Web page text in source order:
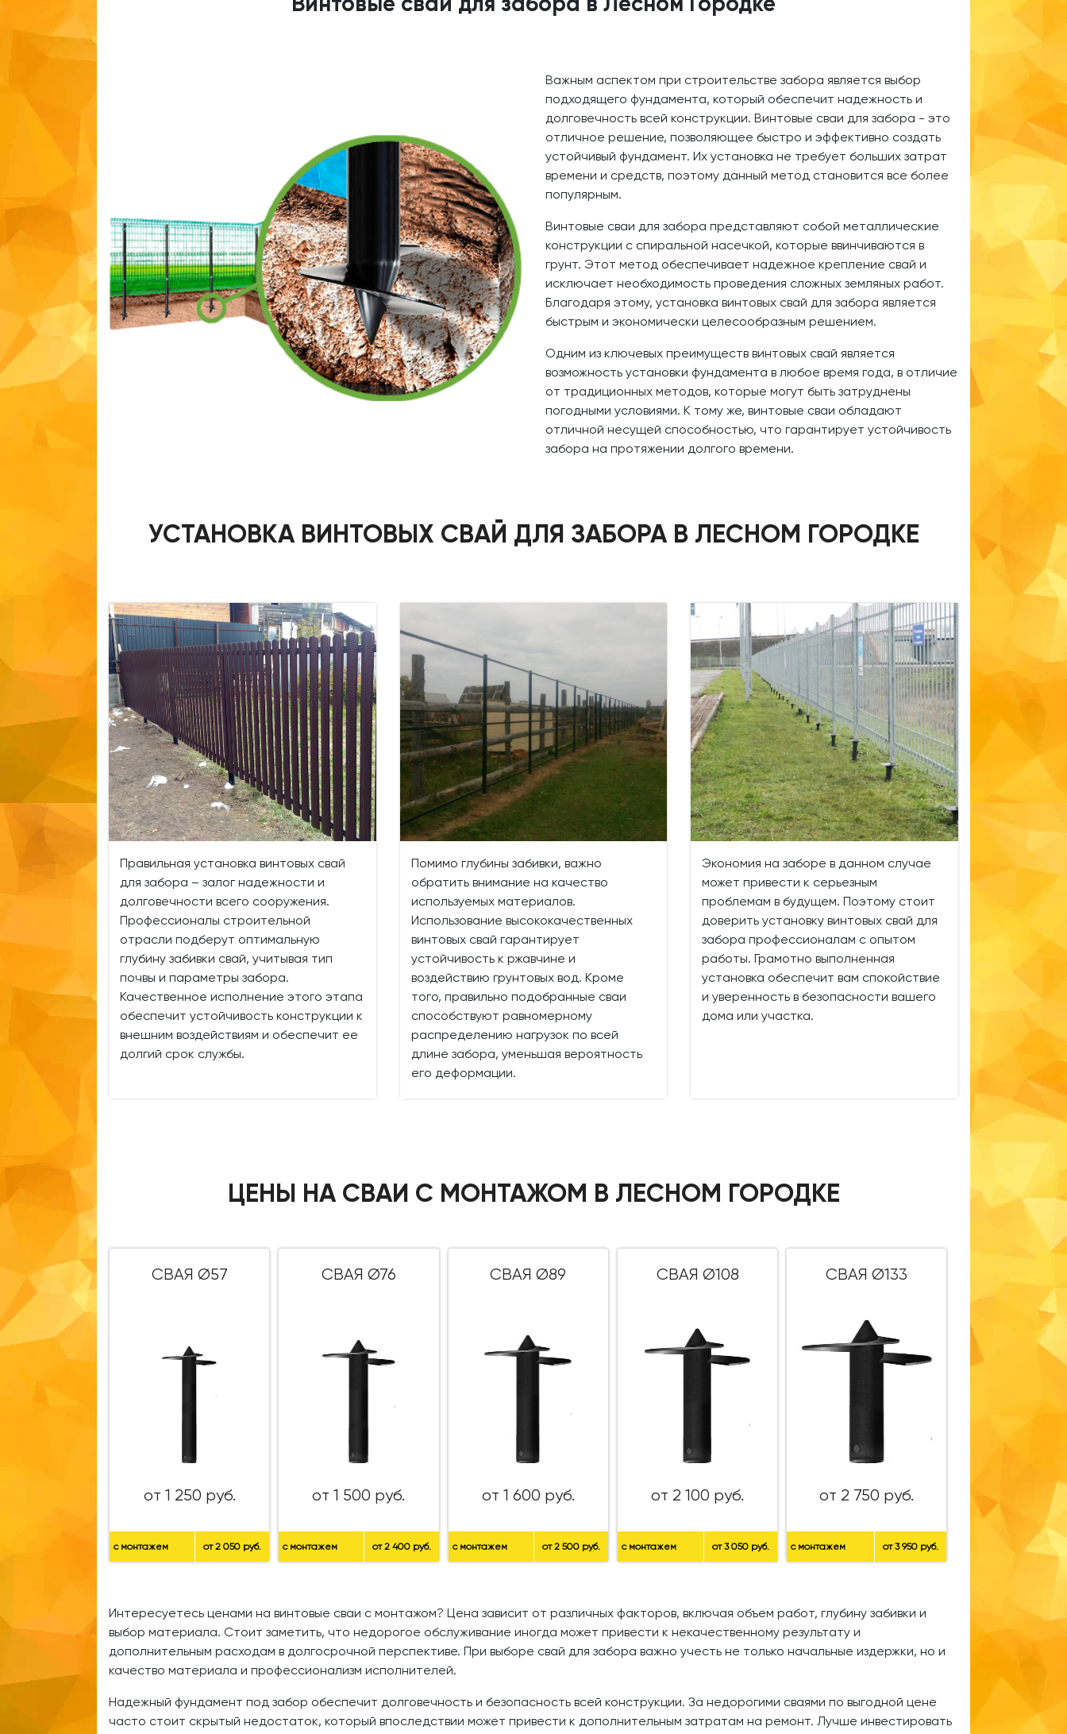
Важным аспектом при строительстве забора является выбор
подходящего фундамента, который обеспечит надежность и
долговечность всей конструкции. Винтовые сваи для забора - это
отличное решение, позволяющее быстро и эффективно создать
устойчивый фундамент. Их установка не требует больших затрат
времени и средств, поэтому данный метод становится все более
популярным.
Винтовые сваи для забора представляют собой металлические
конструкции с спиральной насечкой, которые ввинчиваются в
грунт. Этот метод обеспечивает надежное крепление свай и
исключает необходимость проведения сложных земляных работ.
Благодаря этому, установка винтовых свай для забора является
быстрым и экономически целесообразным решением.
Одним из ключевых преимуществ винтовых свай является
возможность установки фундамента в любое время года, в отличие
от традиционных методов, которые могут быть затруднены
погодными условиями. К тому же, винтовые сваи обладают
отличной несущей способностью, что гарантирует устойчивость
забора на протяжении долгого времени.
УСТАНОВКА ВИНТОВЫХ СВАЙ ДЛЯ ЗАБОРА В ЛЕСНОМ ГОРОДКЕ
Правильная установка винтовых свай
для забора – залог надежности и
долговечности всего сооружения.
Профессионалы строительной
отрасли подберут оптимальную
глубину забивки свай, учитывая тип
почвы и параметры забора.
Качественное исполнение этого этапа
обеспечит устойчивость конструкции к
внешним воздействиям и обеспечит ее
долгий срок службы.
Помимо глубины забивки, важно
обратить внимание на качество
используемых материалов.
Использование высококачественных
винтовых свай гарантирует
устойчивость к ржавчине и
воздействию грунтовых вод. Кроме
того, правильно подобранные сваи
способствуют равномерному
распределению нагрузок по всей
длине забора, уменьшая вероятность
его деформации.
Экономия на заборе в данном случае
может привести к серьезным
проблемам в будущем. Поэтому стоит
доверить установку винтовых свай для
забора профессионалам с опытом
работы. Грамотно выполненная
установка обеспечит вам спокойствие
и уверенность в безопасности вашего
дома или участка.
ЦЕНЫ НА СВАИ С МОНТАЖОМ В ЛЕСНОМ ГОРОДКЕ
СВАЯ Ø57
от 1 250 руб.
с монтажем от 2 050 руб.
СВАЯ Ø76
от 1 500 руб.
с монтажем от 2 400 руб.
СВАЯ Ø89
от 1 600 руб.
с монтажем от 2 500 руб.
СВАЯ Ø108
от 2 100 руб.
с монтажем от 3 050 руб.
СВАЯ Ø133
от 2 750 руб.
с монтажем от 3 950 руб.
Интересуетесь ценами на винтовые сваи с монтажом? Цена зависит от различных факторов, включая объем работ, глубину забивки и
выбор материала. Стоит заметить, что недорогое обслуживание иногда может привести к некачественному результату и
дополнительным расходам в долгосрочной перспективе. При выборе свай для забора важно учесть не только начальные издержки, но и
качество материала и профессионализм исполнителей.
Надежный фундамент под забор обеспечит долговечность и безопасность всей конструкции. За недорогими сваями по выгодной цене
часто стоит скрытый недостаток, который впоследствии может привести к дополнительным затратам на ремонт. Лучше инвестировать